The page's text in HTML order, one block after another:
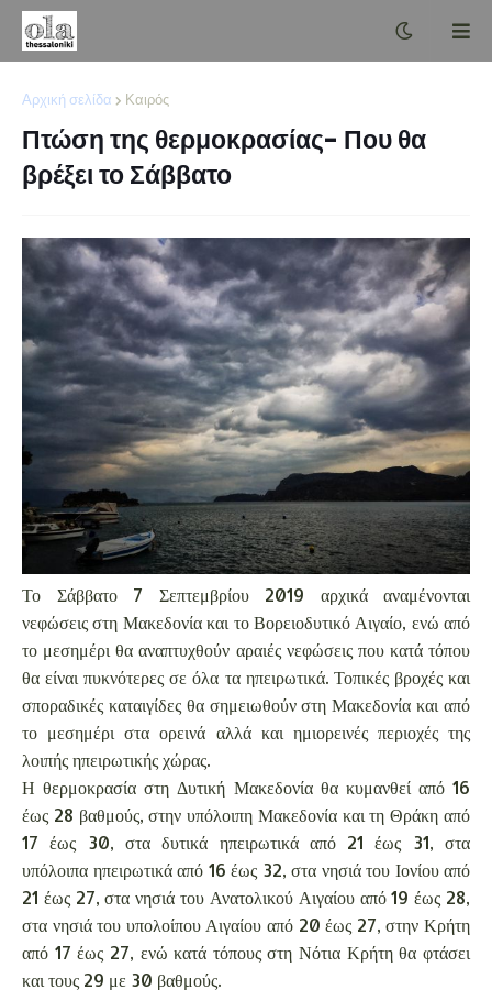
Αρχική σελίδα Καιρός
Πτώση της θερμοκρασίας- Που θα
βρέξει το Σάββατο
Το Σάββατο 7 Σεπτεμβρίου 2019 αρχικά αναμένονται
νεφώσεις στη Μακεδονία και το Βορειοδυτικό Αιγαίο, ενώ από
το μεσημέρι θα αναπτυχθούν αραιές νεφώσεις που κατά τόπου
θα είναι πυκνότερες σε όλα τα ηπειρωτικά. Τοπικές βροχές και
σποραδικές καταιγίδες θα σημειωθούν στη Μακεδονία και από
το μεσημέρι στα ορεινά αλλά και ημιορεινές περιοχές της
λοιπής ηπειρωτικής χώρας.
Η θερμοκρασία στη Δυτική Μακεδονία θα κυμανθεί από 16
έως 28 βαθμούς, στην υπόλοιπη Μακεδονία και τη Θράκη από
17 έως 30, στα δυτικά ηπειρωτικά από 21 έως 31, στα
υπόλοιπα ηπειρωτικά από 16 έως 32, στα νησιά του Ιονίου από
21 έως 27, στα νησιά του Ανατολικού Αιγαίου από 19 έως 28,
στα νησιά του υπολοίπου Αιγαίου από 20 έως 27, στην Κρήτη
από 17 έως 27, ενώ κατά τόπους στη Νότια Κρήτη θα φτάσει
και τους 29 με 30 βαθμούς.